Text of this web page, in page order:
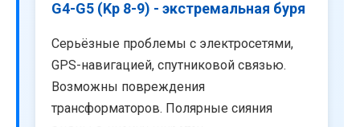
G4-G5 (Kp 8-9) - экстремальная буря
Серьёзные проблемы с электросетями,
GPS-навигацией, спутниковой связью.
Возможны повреждения
трансформаторов. Полярные сияния